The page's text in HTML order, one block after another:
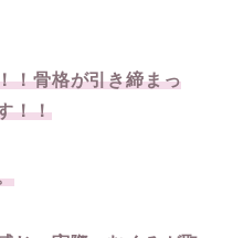
！骨格が引き締まっ
！！